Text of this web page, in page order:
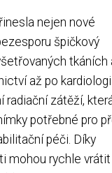
nejen nové
špičkový
tkáních
až po
radiační zátěží,
potřebné pro
péči. Díky
mohou rychle vrátit